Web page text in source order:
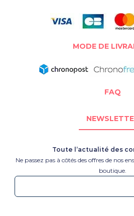
MODE DE
FAQ
Toute l’actualité des
Ne passez pas à côtés des offres de nos
boutique.